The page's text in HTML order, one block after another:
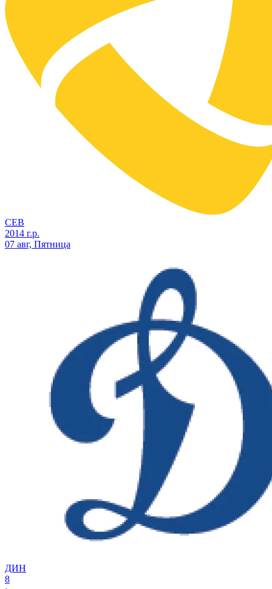
СЕВ
2014 г.р.
07 авг, Пятница
ДИН
8